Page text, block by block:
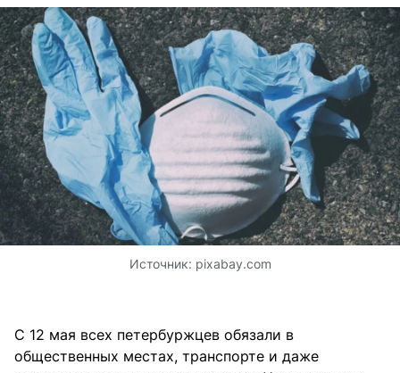
Источник: pixabay.com
С 12 мая всех петербуржцев обязали в
общественных местах, транспорте и даже